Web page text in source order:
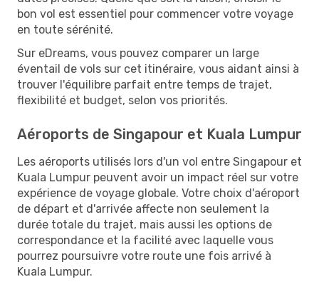
bon vol est essentiel pour commencer votre voyage
en toute sérénité.
Sur eDreams, vous pouvez comparer un large
éventail de vols sur cet itinéraire, vous aidant ainsi à
trouver l'équilibre parfait entre temps de trajet,
flexibilité et budget, selon vos priorités.
Aéroports de Singapour et Kuala Lumpur
Les aéroports utilisés lors d'un vol entre Singapour et
Kuala Lumpur peuvent avoir un impact réel sur votre
expérience de voyage globale. Votre choix d'aéroport
de départ et d'arrivée affecte non seulement la
durée totale du trajet, mais aussi les options de
correspondance et la facilité avec laquelle vous
pourrez poursuivre votre route une fois arrivé à
Kuala Lumpur.